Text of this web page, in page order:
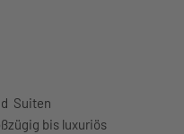
Suiten
bis luxuriös